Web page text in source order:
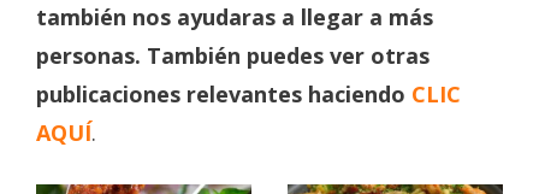
también nos ayudaras a llegar a más
personas. También puedes ver otras
publicaciones relevantes haciendo CLIC
AQUÍ.